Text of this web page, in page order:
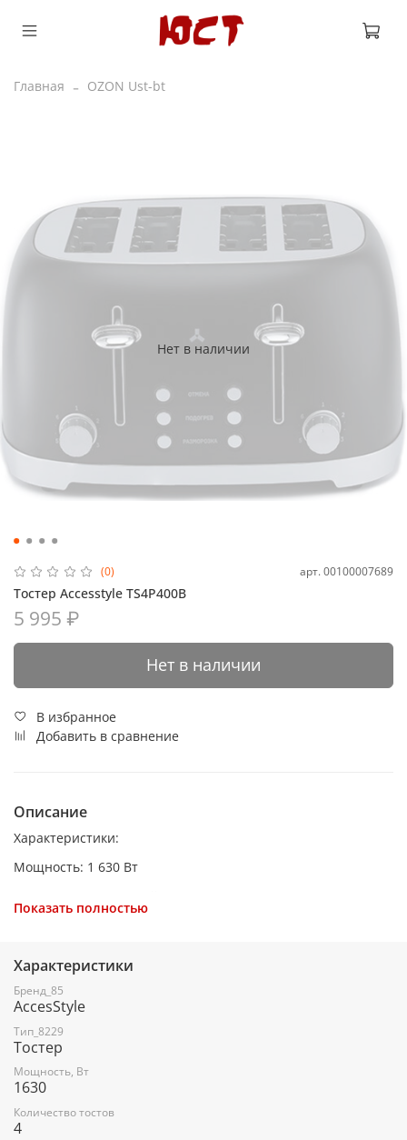
Главная OZON Ust-bt
Нет в наличии
(0) арт. 00100007689
Тостер Accesstyle TS4P400B
5 995 ₽
Нет в наличии
В избранное
Добавить в сравнение
Описание
Характеристики:
Мощность: 1 630 Вт
Функция размораживания
Функция подогрева
Функция автоотключения
Кнопка отмены приготовления
Тип управления: Механическое
Показать полностью
Характеристики
Бренд_85
AccesStyle
Тип_8229
Тостер
Мощность, Вт
1630
Количество тостов
4